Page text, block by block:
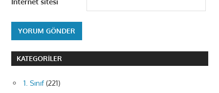
İnternet sitesi
KATEGORILER
1. Sınıf(221)